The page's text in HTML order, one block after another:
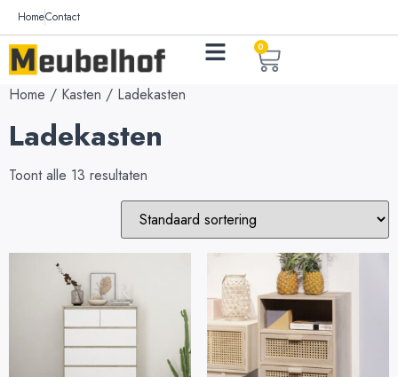
HomeContact
0
Home / Kasten / Ladekasten
Ladekasten
Toont alle 13 resultaten